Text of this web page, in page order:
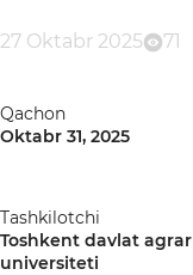
27 Oktabr 2025 71
Qachon
Oktabr 31, 2025
Tashkilotchi
Toshkent davlat agrar
universiteti